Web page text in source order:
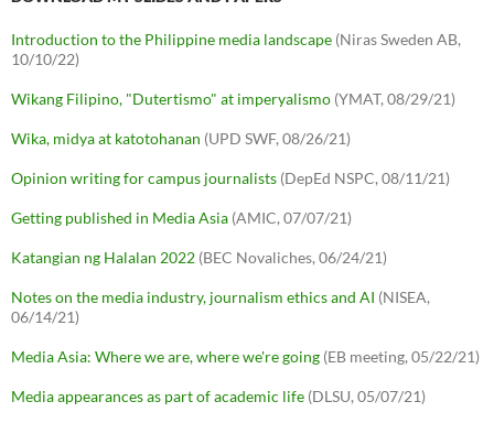
Introduction to the Philippine media landscape (Niras Sweden AB,
10/10/22)
Wikang Filipino, "Dutertismo" at imperyalismo (YMAT, 08/29/21)
Wika, midya at katotohanan (UPD SWF, 08/26/21)
Opinion writing for campus journalists (DepEd NSPC, 08/11/21)
Getting published in Media Asia (AMIC, 07/07/21)
Katangian ng Halalan 2022 (BEC Novaliches, 06/24/21)
Notes on the media industry, journalism ethics and AI (NISEA,
06/14/21)
Media Asia: Where we are, where we're going (EB meeting, 05/22/21)
Media appearances as part of academic life (DLSU, 05/07/21)